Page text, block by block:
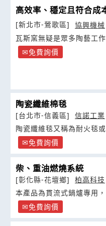
高效率、穩定且符合成
[新北市-鶯歌區]
協興機械
瓦斯窯無疑是眾多陶藝工
免費詢價
陶瓷纖維棉毯
[台北市-信義區]
信諾工業
陶瓷纖維毯又稱為耐火毯
免費詢價
柴、重油燃燒系統
[彰化縣-花壇鄉]
柏高科技
本產品為貫流式鍋爐專用
免費詢價